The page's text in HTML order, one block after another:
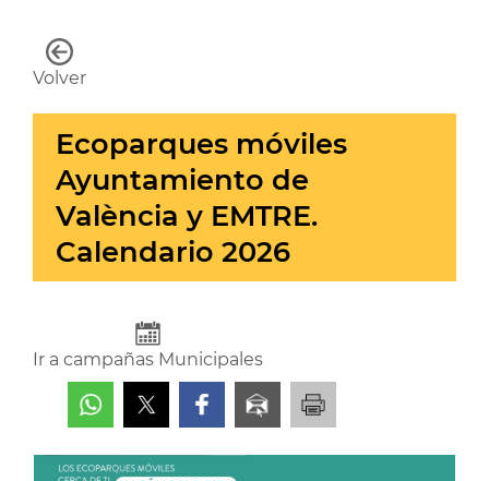
Volver
Ecoparques móviles
Ayuntamiento de
València y EMTRE.
Calendario 2026
Ir a campañas Municipales